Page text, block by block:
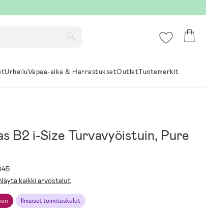
UrheiluVapaa-aika & HarrastuksetOutletTuotemerkit
B2 i-Size Turvavyöistuin, Pure
Ilmaiset toimituskulut
kaikki arvostelut